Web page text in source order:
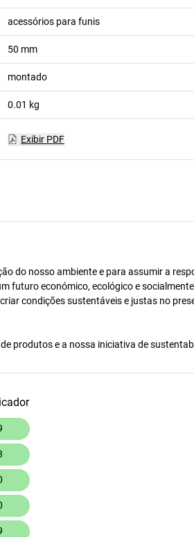
acessórios para funis
50 mm
montado
0.01 kg
Exibir PDF
do nosso ambiente e para assumir a
futuro económico, ecológico e
condições sustentáveis e justas no
produtos e a nossa iniciativa de